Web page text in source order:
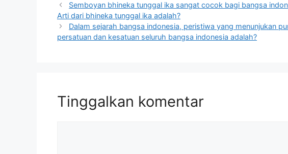
Semboyan bhineka tunggal ika sangat cocok bagi bangsa
Arti dari bhineka tunggal ika adalah?
Dalam sejarah bangsa indonesia, peristiwa yang menunjukan
persatuan dan kesatuan seluruh bangsa indonesia adalah?
Tinggalkan komentar